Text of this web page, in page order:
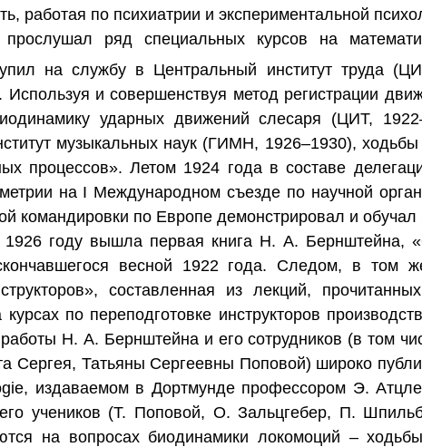
работая по психиатрии и экспериментальной
ряд специальных курсов на
на службу в Центральный институт труда
Используя и совершенствуя метод регистрации
ударных движений слесаря (ЦИТ,
музыкальных наук (ГИМН, 1926–1930),
процессов». Летом 1924 года в составе
на I Международном съезде по научной
командировки по Европе демонстрировал и обучал
году вышла первая книга Н. А. Бернштейна,
весной 1922 года. Следом, в том
составленная из лекций,
по переподготовке инструкторов
Н. А. Бернштейна и его сотрудников (в том
Сергея, Татьяны Сергеевны Поповой) широко
издаваемом в Дортмунде профессором Э.
учеников (Т. Поповой, О. Зальцгебер, П.
на вопросах биодинамики локомоций –